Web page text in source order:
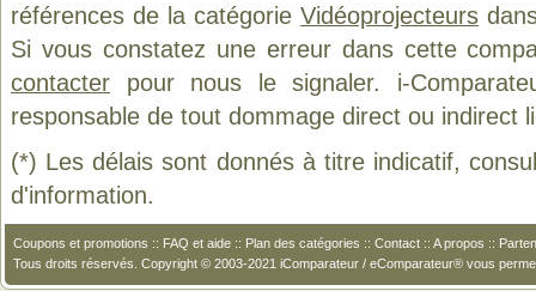
références de la catégorie Vidéoprojecteurs
Si vous constatez une erreur dans cette
contacter pour nous le signaler. i-
responsable de tout dommage direct ou indirect
(*) Les délais sont donnés à titre indicatif,
d'information.
Coupons et promotions :: FAQ et aide :: Plan des catégories :: Contact :: A propos ::
Tous droits réservés. Copyright © 2003-2021 iComparateur / eComparateur® vous